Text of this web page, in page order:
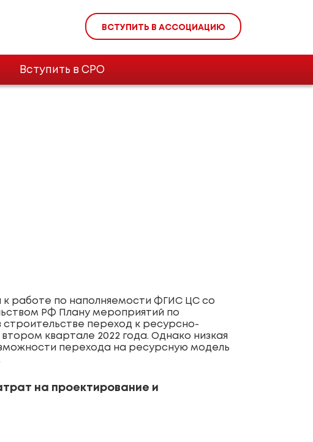
ВСТУПИТЬ В АССОЦИАЦИЮ
Вступить в СРО
к работе по наполняемости ФГИС ЦС со
РФ Плану мероприятий по
переход к ресурсно-
квартале 2022 года. Однако низкая
перехода на ресурсную модель
на проектирование и